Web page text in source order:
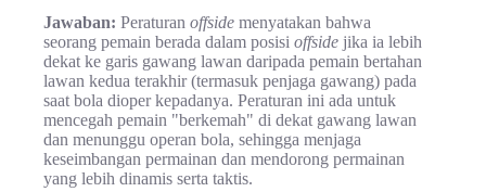
Jawaban: Peraturan offside menyatakan bahwa
seorang pemain berada dalam posisi offside jika ia lebih
dekat ke garis gawang lawan daripada pemain bertahan
lawan kedua terakhir (termasuk penjaga gawang) pada
saat bola dioper kepadanya. Peraturan ini ada untuk
mencegah pemain "berkemah" di dekat gawang lawan
dan menunggu operan bola, sehingga menjaga
keseimbangan permainan dan mendorong permainan
yang lebih dinamis serta taktis.